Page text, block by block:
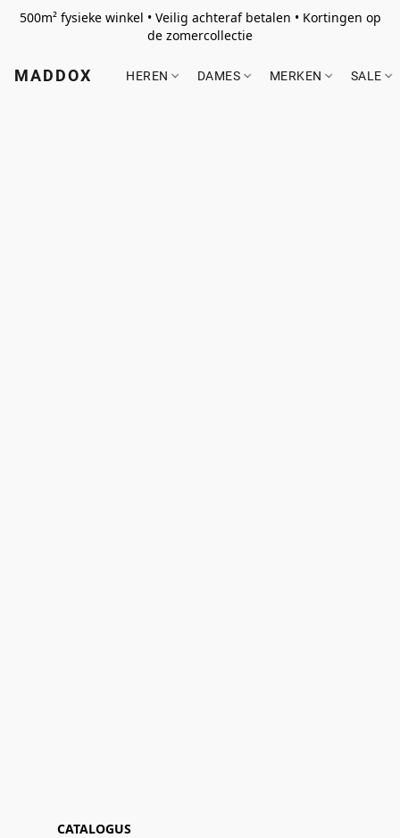
500m² fysieke winkel • Veilig achteraf betalen • Kortingen op
de zomercollectie
MADDOX HEREN DAMES MERKEN SALE
CATALOGUS